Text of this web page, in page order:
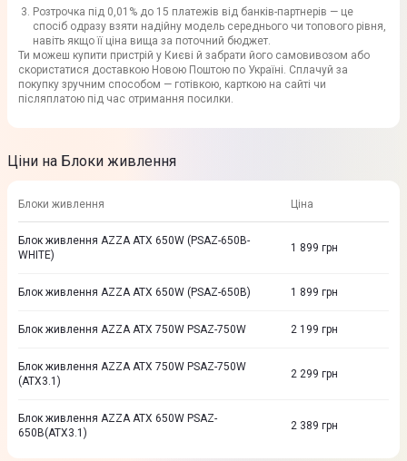
Розтрочка під 0,01% до 15 платежів від банків-партнерів — це
спосіб одразу взяти надійну модель середнього чи топового рівня,
навіть якщо її ціна вища за поточний бюджет.
Ти можеш купити пристрій у Києві й забрати його самовивозом або
скористатися доставкою Новою Поштою по Україні. Сплачуй за
покупку зручним способом — готівкою, карткою на сайті чи
післяплатою під час отримання посилки.
Ціни на Блоки живлення
Блоки живлення Ціна
Блок живлення AZZA ATX 650W (PSAZ-650B-
WHITE)
1 899 грн
Блок живлення AZZA ATX 650W (PSAZ-650B) 1 899 грн
Блок живлення AZZA ATX 750W PSAZ-750W 2 199 грн
Блок живлення AZZA ATX 750W PSAZ-750W
(ATX3.1)
2 299 грн
Блок живлення AZZA ATX 650W PSAZ-
650B(ATX3.1)
2 389 грн